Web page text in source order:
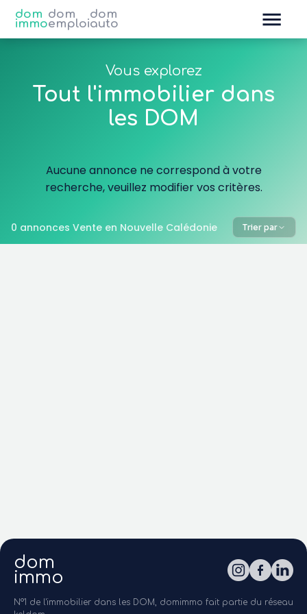
dom
immo
dom
emploi
dom
auto
Vous explorez
Tout l'immobilier dans
les DOM
Aucune annonce ne correspond à votre
recherche, veuillez modifier vos critères.
0 annonces Vente en Nouvelle Calédonie Trier par
dom
immo
N°1 de l'immobilier dans les DOM, domimmo fait partie du réseau